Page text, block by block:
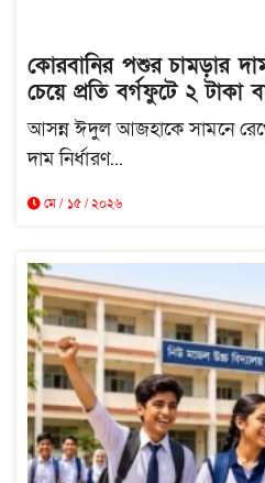
কোরবানির পশুর চামড়ার
চেয়ে প্রতি বর্গফুটে ২ টাকা
আসন্ন ঈদুল আজহাকে সামনে
দাম নির্ধারণ...
মে / ১৫ / ২০২৬